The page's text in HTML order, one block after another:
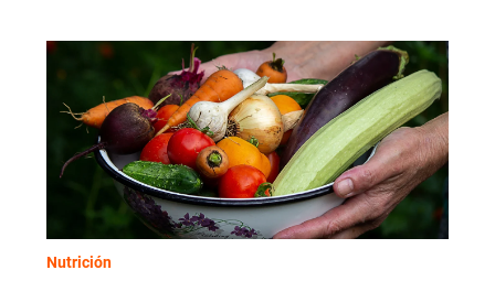
Nutrición